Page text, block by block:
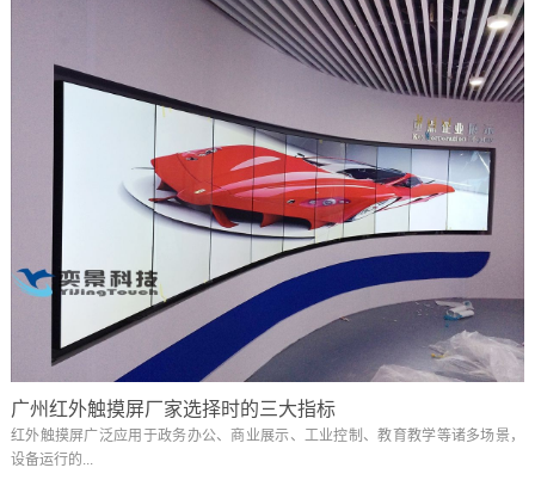
广州红外触摸屏厂家选择时的三大指标
红外触摸屏广泛应用于政务办公、商业展示、工业控制、教育教学等诸多场景，
设备运行的...